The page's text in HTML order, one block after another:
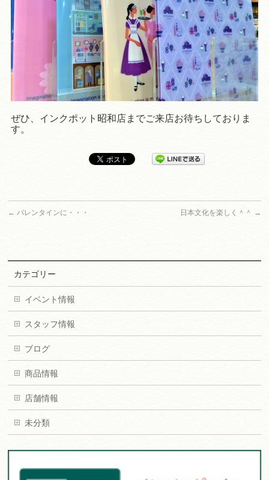
ぜひ、インクポット昭和店までご来店お待ちしておりま
す。
← バレンタインに・・・ 日本文化を楽しく＾＾ →
カテゴリー
イベント情報
スタッフ情報
ブログ
商品情報
店舗情報
未分類